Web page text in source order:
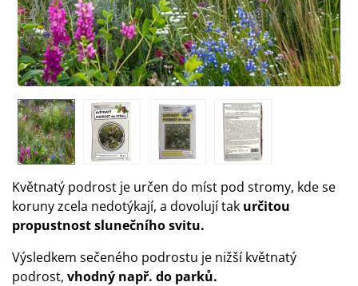
Květnatý podrost je určen do míst pod stromy, kde se
koruny zcela nedotýkají, a dovolují tak určitou
propustnost slunečního svitu.
Výsledkem sečeného podrostu je nižší květnatý
podrost, vhodný např. do parků.